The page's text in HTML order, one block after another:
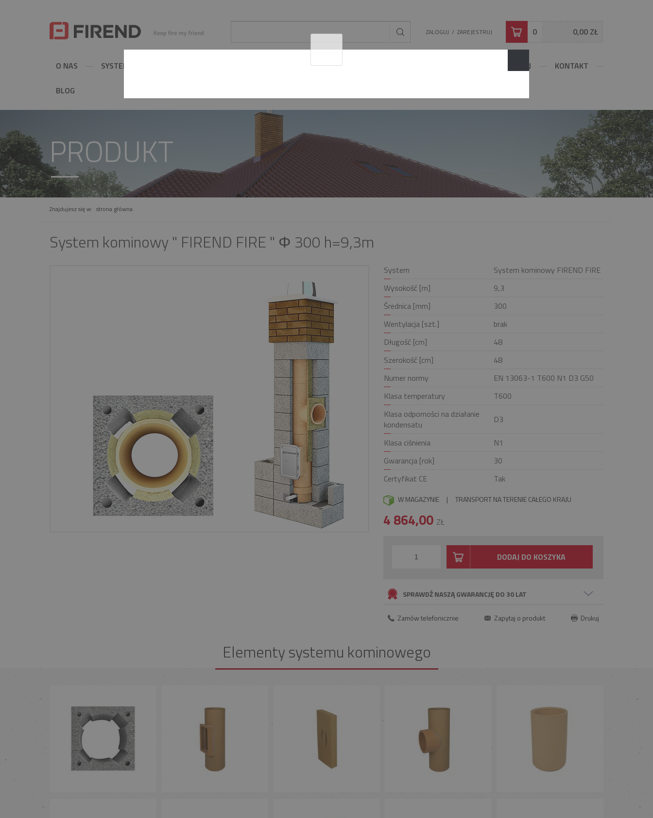
ZALOGUJ /ZAREJESTRUJ 0 0,00 ZŁ
O NAS SYSTEMY KOMINOWE ENERGIA ODNAWIALNA KONFIGURUJ KONTAKT
BLOG
PRODUKT
Znajdujesz się w: strona główna
System kominowy " FIREND FIRE " Φ 300 h=9,3m
System
System kominowy FIREND FIRE
Wysokość [m]
9,3
Średnica [mm]
300
Wentylacja [szt.]
brak
Długość [cm]
48
Szerokość [cm]
48
Numer normy
EN 13063-1 T600 N1 D3 G50
Klasa temperatury
T600
Klasa odporności na działanie
kondensatu
D3
Klasa ciśnienia
N1
Gwarancja [rok]
30
Certyfikat CE
Tak
W MAGAZYNIE | TRANSPORT NA TERENIE CAŁEGO KRAJU
4 864,00 ZŁ
DODAJ DO KOSZYKA
SPRAWDŹ NASZĄ GWARANCJĘ DO 30 LAT
Zamów telefonicznie Zapytaj o produkt Drukuj
Elementy systemu kominowego